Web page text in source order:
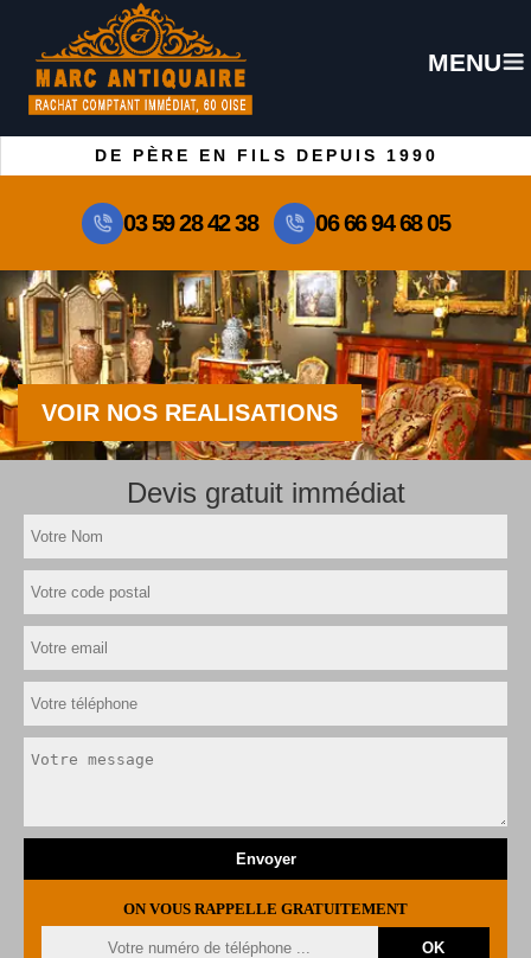
MENU
DE PÈRE EN FILS DEPUIS 1990
03 59 28 42 38 06 66 94 68 05
VOIR NOS REALISATIONS
Devis gratuit immédiat
ON VOUS RAPPELLE GRATUITEMENT